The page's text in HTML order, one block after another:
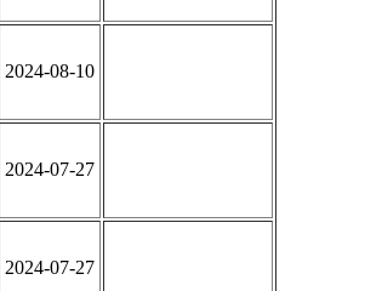
2024-08-10
2024-07-27
2024-07-27